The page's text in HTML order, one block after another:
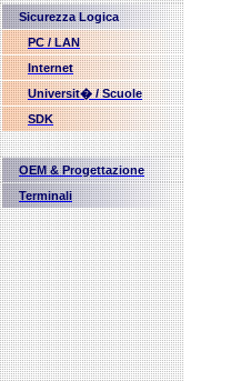
Sicurezza Logica
PC / LAN
Internet
Universit� / Scuole
SDK
OEM & Progettazione
Terminali